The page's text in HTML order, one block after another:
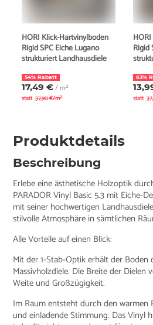
HORI Klick-Hartvinylboden
Rigid SPC Eiche Lugano
strukturiert Landhausdiele
54% Rabatt
17,49 €/ m²
statt 37,90 €/m²
Rigid
63%
statt
Produktdetails
Beschreibung
Erlebe eine ästhetische Holzoptik
PARADOR Vinyl Basic 5.3 mit Eiche-
mit seiner hochwertigen
stilvolle Atmosphäre in sämtlichen
Alle Vorteile auf einen Blick:
Mit der 1-Stab-Optik erhält der Boden
Massivholzdiele. Die Breite der Dielen
Weite und Großzügigkeit.
Im Raum entsteht durch den warmen
und einladende Stimmung. Das Vinyl